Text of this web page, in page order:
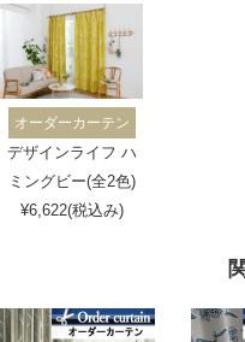
オーダーカーテン
デザインライフ ハ
ミングビー(全2色)
¥6,622(税込み)